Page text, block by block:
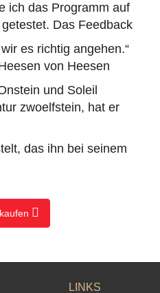
ich das Programm auf
Das Feedback
es richtig angehen.“
von Heesen
und Soleil
zwoelfstein, hat er
das ihn bei seinem
LINKS